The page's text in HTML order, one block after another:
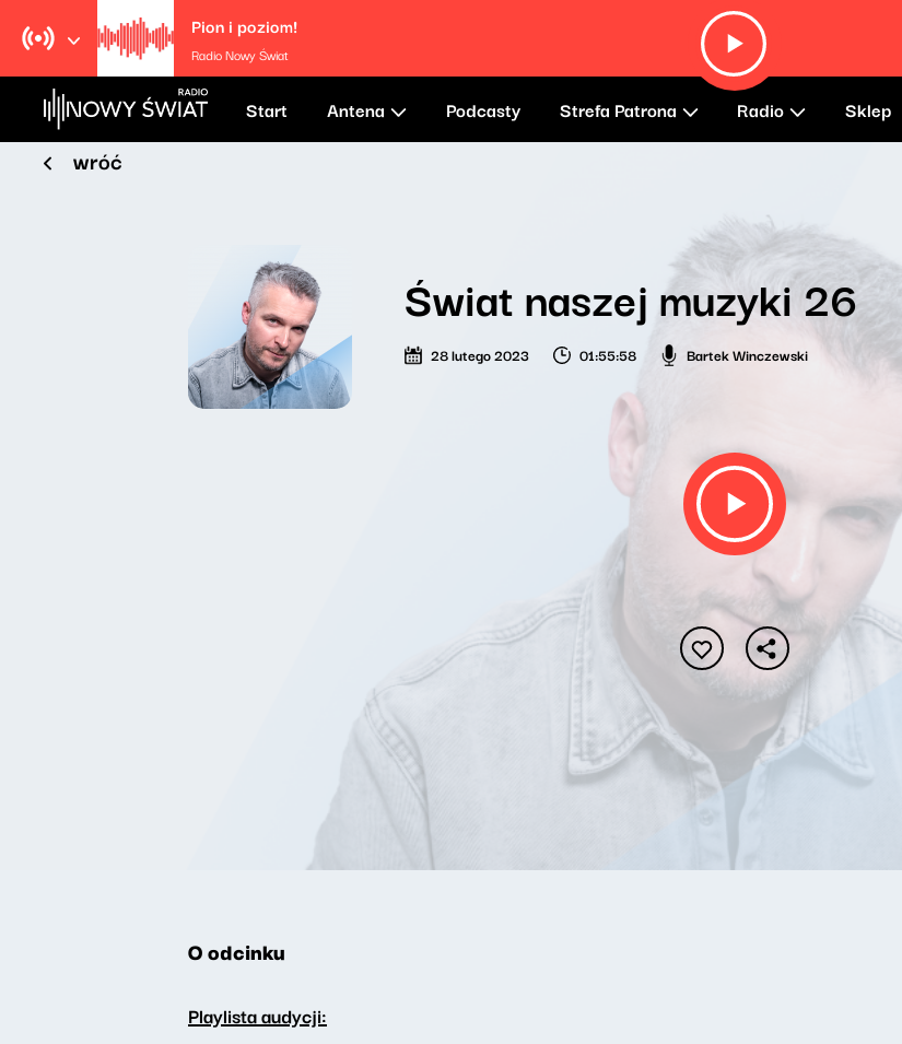
Pion i poziom!
Radio Nowy Świat
Start Antena Podcasty Strefa Patrona Radio Sklep
wróć
Świat naszej muzyki 26
28 lutego 2023 01:55:58 Bartek Winczewski
O odcinku
Playlista audycji: